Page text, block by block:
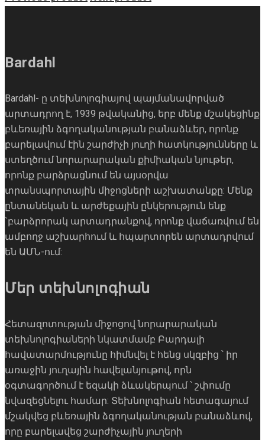
Bardahl
Bardahl- ը տեխնոլոգիայով պայմանավորված
արտադրող է, 1939 թվականից, երբ մենք մշակեցինք
բևեռային ձգողականության բանաձևեր, որոնք
բարելավում էին շարժիչի յուղի հատկությունները և
ստեղծում նորարարական քիմիական նյութեր,
որոնք բարձրացնում են այսօրվա
տրանսպորտային միջոցների աշխատանքը: Մենք
ընտանեկան և արժեքային ընկերություն ենք
`բարձրորակ արտադրանքով, որոնք վաճառվում են
ամբողջ աշխարհում և հպարտորեն արտադրվում
են ԱՄՆ-ում:
Մեր տեխնոլոգիան
Հետազոտության միջոցով նորարարական
տեխնոլոգիաների նկատմամբ Բարդալի
հավատարմությունը հիմնվել է հենց սկզբից ՝ իր
առաջին յուղային հավելանյութով, որն
օգտագործում է եզակի ձևակերպում ՝ շփումը
նվազեցնելու համար: Տեխնոլոգիան հետագայում
մշակվեց բևեռային ձգողականության բանաձևով,
որը բարելավեց շարժիչային յուղերի